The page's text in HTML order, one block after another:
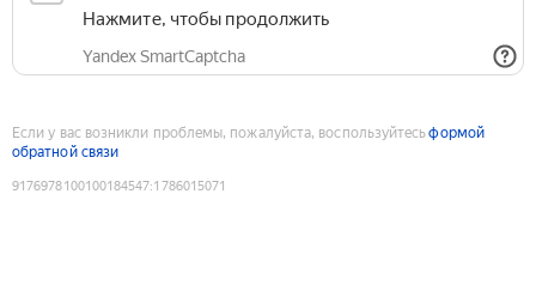
Нажмите, чтобы продолжить
Yandex SmartCaptcha
Если у вас возникли проблемы, пожалуйста, воспользуйтесьформой
обратной связи
9176978100100184547:1786015071